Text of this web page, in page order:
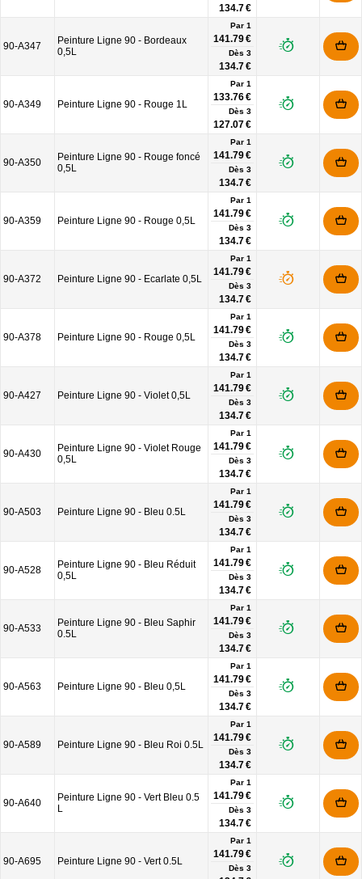
134.7 €
90-A347
Peinture Ligne 90 - Bordeaux
0,5L
Par 1
141.79 €
Dès 3
134.7 €
90-A349 Peinture Ligne 90 - Rouge 1L
Par 1
133.76 €
Dès 3
127.07 €
90-A350
Peinture Ligne 90 - Rouge foncé
0,5L
Par 1
141.79 €
Dès 3
134.7 €
90-A359 Peinture Ligne 90 - Rouge 0,5L
Par 1
141.79 €
Dès 3
134.7 €
90-A372 Peinture Ligne 90 - Ecarlate 0,5L
Par 1
141.79 €
Dès 3
134.7 €
90-A378 Peinture Ligne 90 - Rouge 0,5L
Par 1
141.79 €
Dès 3
134.7 €
90-A427 Peinture Ligne 90 - Violet 0,5L
Par 1
141.79 €
Dès 3
134.7 €
90-A430
Peinture Ligne 90 - Violet Rouge
0,5L
Par 1
141.79 €
Dès 3
134.7 €
90-A503 Peinture Ligne 90 - Bleu 0.5L
Par 1
141.79 €
Dès 3
134.7 €
90-A528
Peinture Ligne 90 - Bleu Réduit
0,5L
Par 1
141.79 €
Dès 3
134.7 €
90-A533
Peinture Ligne 90 - Bleu Saphir
0.5L
Par 1
141.79 €
Dès 3
134.7 €
90-A563 Peinture Ligne 90 - Bleu 0,5L
Par 1
141.79 €
Dès 3
134.7 €
90-A589 Peinture Ligne 90 - Bleu Roi 0.5L
Par 1
141.79 €
Dès 3
134.7 €
90-A640
Peinture Ligne 90 - Vert Bleu 0.5
L
Par 1
141.79 €
Dès 3
134.7 €
90-A695 Peinture Ligne 90 - Vert 0.5L
Par 1
141.79 €
Dès 3